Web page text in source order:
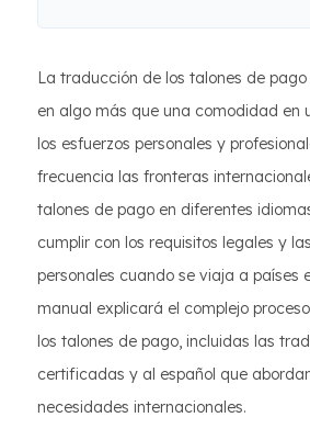
La traducción de los talones de
en algo más que una comodidad en
los esfuerzos personales y
frecuencia las fronteras
talones de pago en diferentes
cumplir con los requisitos legales y
personales cuando se viaja a países
manual explicará el complejo
los talones de pago, incluidas las
certificadas y al español que
necesidades internacionales.